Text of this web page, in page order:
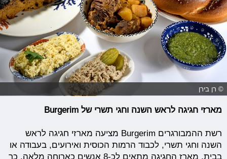
© רן בירן
מארזי חגיגה לראש השנה וחגי תשרי של Burgerim
רשת ההמבורגרים Burgerim מציעה מארזי חגיגה לראש
השנה וחגי תשרי, לכבוד הרמות הכוסית ואירועים, בעבודה או
בבית. מארז החגיגה מתאים לכ-8 אנשים כארוחה מלאה, כך